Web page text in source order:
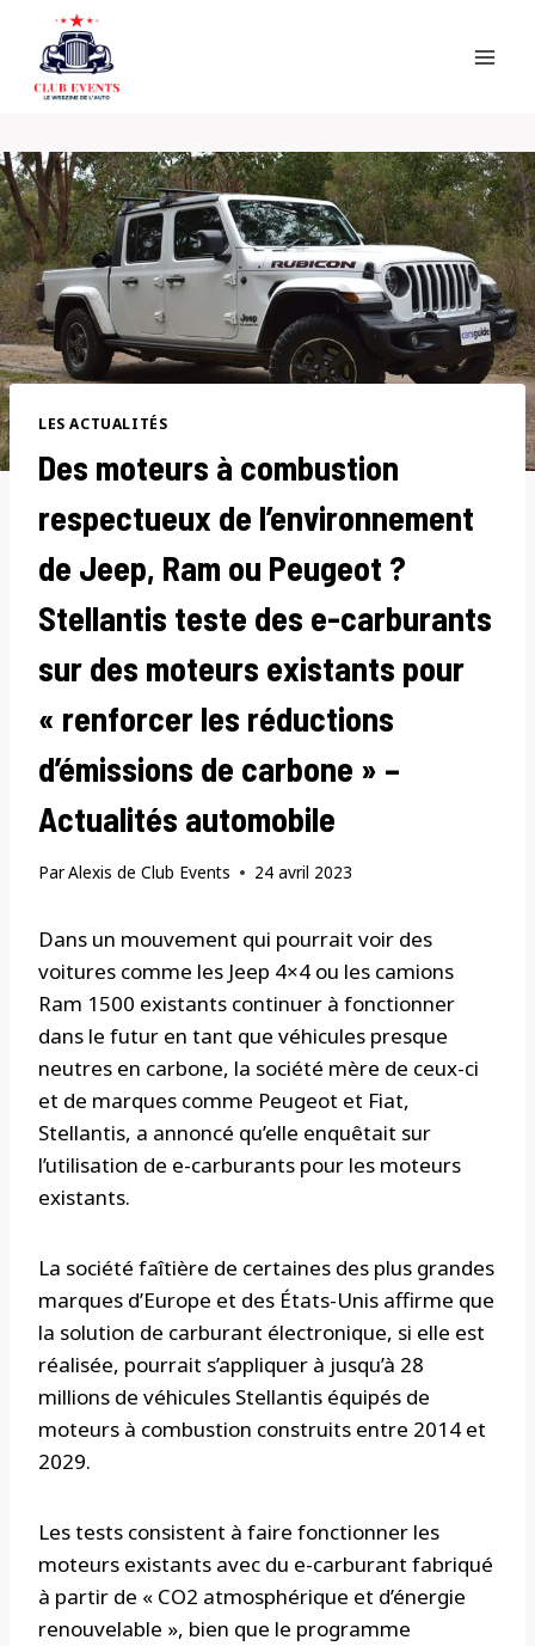
content
LES ACTUALITÉS
Des moteurs à combustion
respectueux de l’environnement
de Jeep, Ram ou Peugeot ?
Stellantis teste des e-carburants
sur des moteurs existants pour
« renforcer les réductions
d’émissions de carbone » –
Actualités automobile
ParAlexis de Club Events 24 avril 2023
Dans un mouvement qui pourrait voir des
voitures comme les Jeep 4×4 ou les camions
Ram 1500 existants continuer à fonctionner
dans le futur en tant que véhicules presque
neutres en carbone, la société mère de ceux-ci
et de marques comme Peugeot et Fiat,
Stellantis, a annoncé qu’elle enquêtait sur
l’utilisation de e-carburants pour les moteurs
existants.
La société faîtière de certaines des plus grandes
marques d’Europe et des États-Unis affirme que
la solution de carburant électronique, si elle est
réalisée, pourrait s’appliquer à jusqu’à 28
millions de véhicules Stellantis équipés de
moteurs à combustion construits entre 2014 et
2029.
Les tests consistent à faire fonctionner les
moteurs existants avec du e-carburant fabriqué
à partir de « CO2 atmosphérique et d’énergie
renouvelable », bien que le programme